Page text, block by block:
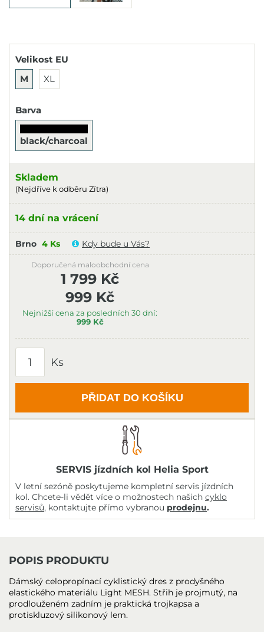
Velikost EU
M
XL
Barva
black/charcoal
Skladem
(Nejdříve k odběru Zítra)
14 dní na vrácení
Brno 4 Ks Kdy bude u Vás?
999 Kč
Nejnižší cena za posledních 30 dní:
999 Kč
Doporučená maloobchodní cena
1 799 Kč
Ks
PŘIDAT DO KOŠÍKU
SERVIS jízdních kol Helia Sport
V letní sezóně poskytujeme kompletní servis jízdních
kol. Chcete-li vědět více o možnostech našich cyklo
servisů, kontaktujte přímo vybranou prodejnu.
POPIS PRODUKTU
Dámský celopropínací cyklistický dres z prodyšného
elastického materiálu Light MESH. Střih je projmutý, na
prodlouženém zadním je praktická trojkapsa a
protiskluzový silikonový lem.